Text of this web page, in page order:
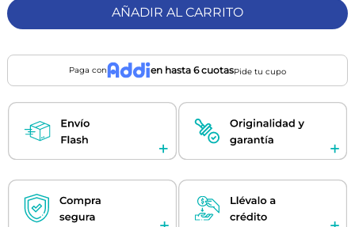
AÑADIR AL CARRITO
Paga con en hasta 6 cuotasPide tu cupo